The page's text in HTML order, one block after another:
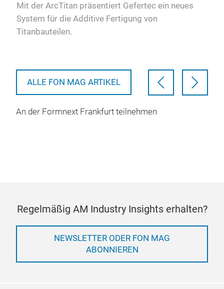
Mit der ArcTitan präsentiert Gefertec ein neues
System für die Additive Fertigung von
Titanbauteilen.
ALLE FON MAG ARTIKEL
An der Formnext Frankfurt teilnehmen
Regelmäßig AM Industry Insights erhalten?
NEWSLETTER ODER FON MAG
ABONNIEREN